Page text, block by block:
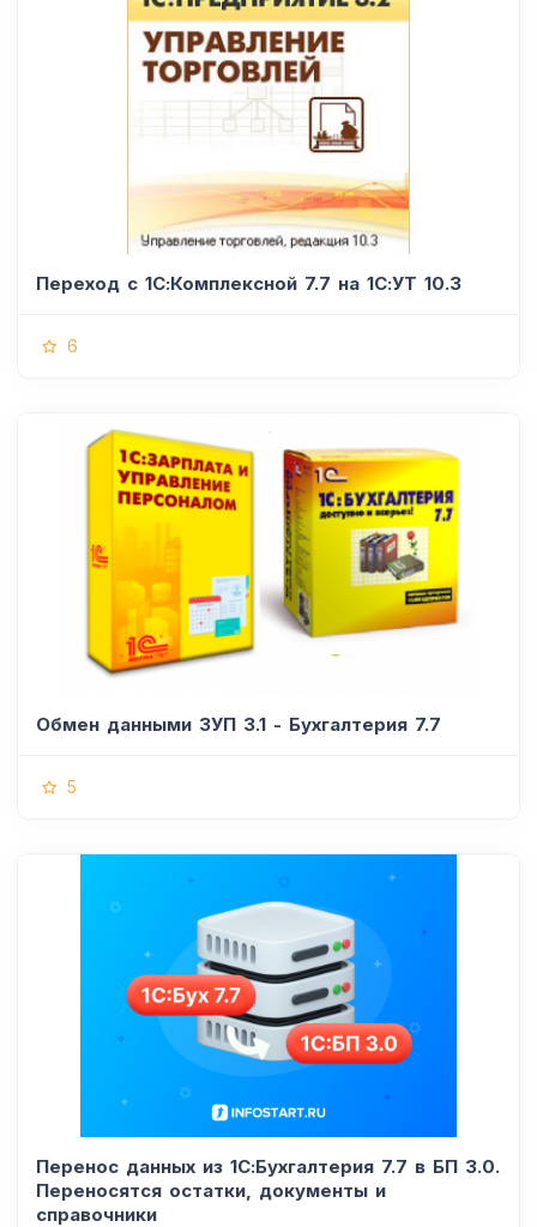
Переход с 1С:Комплексной 7.7 на 1С:УТ 10.3
6
Обмен данными ЗУП 3.1 - Бухгалтерия 7.7
5
Перенос данных из 1С:Бухгалтерия 7.7 в БП 3.0.
Переносятся остатки, документы и
справочники